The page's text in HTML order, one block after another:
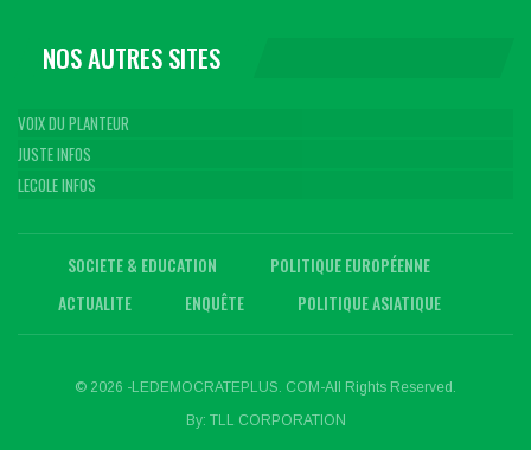
NOS AUTRES SITES
VOIX DU PLANTEUR
JUSTE INFOS
LECOLE INFOS
SOCIETE & EDUCATION
POLITIQUE EUROPÉENNE
ACTUALITE
ENQUÊTE POLITIQUE ASIATIQUE
© 2026 -LEDEMOCRATEPLUS. COM-All Rights Reserved.
By: TLL CORPORATION